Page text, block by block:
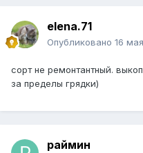
elena.71
Опубликовано 16
сорт не ремонтантный.
за пределы грядки)
раймин